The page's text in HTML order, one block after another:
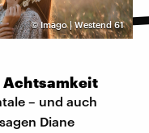
©Imago | Westend 61
Achtsamkeit
– und auch
Diane